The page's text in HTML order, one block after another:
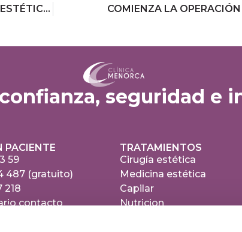
¿SABÍAS QUE LA LIPOESCULTURA ES LA INTERVENCIÓN ESTÉTICA MÁS DEMANDADA EN ESPAÑA? COMIENZA LA
seguridad e
PACIENTE
59
487 (gratuito)
218
contacto
TRATAMIENTOS
Cirugía estética
Medicina estética
Capilar
Nutricion